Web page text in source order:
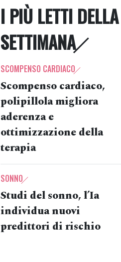
I PIÙ LETTI DELLA
SETTIMANA
SCOMPENSO CARDIACO
Scompenso cardiaco,
polipillola migliora
aderenza e
ottimizzazione della
terapia
SONNO
Studi del sonno, l’Ia
individua nuovi
predittori di rischio